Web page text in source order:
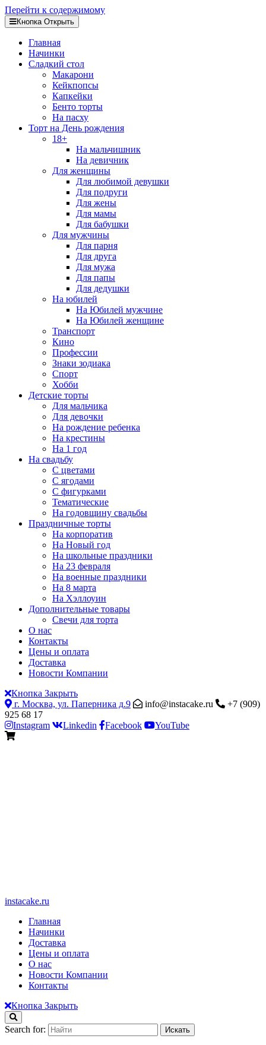
Перейти к содержимому
Кнопка Открыть
Главная
Начинки
Сладкий стол
Макарони
Кейкпопсы
Капкейки
Бенто торты
На пасху
Торт на День рождения
18+
На мальчишник
На девичник
Для женщины
Для любимой девушки
Для подруги
Для жены
Для мамы
Для бабушки
Для мужчины
Для парня
Для друга
Для мужа
Для папы
Для дедушки
На юбилей
На Юбилей мужчине
На Юбилей женщине
Транспорт
Кино
Профессии
Знаки зодиака
Спорт
Хобби
Детские торты
Для мальчика
Для девочки
На рождение ребенка
На крестины
На 1 год
На свадьбу
С цветами
С ягодами
С фигурками
Тематические
На годовщину свадьбы
Праздничные торты
На корпоратив
На Новый год
На школьные праздники
На 23 февраля
На военные праздники
На 8 марта
На Хэллоуин
Дополнительные товары
Свечи для торта
О нас
Контакты
Цены и оплата
Доставка
Новости Компании
Кнопка Закрыть
г. Москва, ул. Паперника д.9
info@instacake.ru
+7 (909)
925 68 17
Instagram
Linkedin Facebook YouTube
instacake.ru
Главная
Начинки
Доставка
Цены и оплата
О нас
Новости Компании
Контакты
Кнопка Закрыть
Search for: